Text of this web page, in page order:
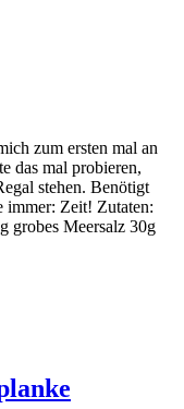
zum ersten mal an
das mal probieren,
stehen. Benötigt
immer: Zeit! Zutaten:
grobes Meersalz 30g